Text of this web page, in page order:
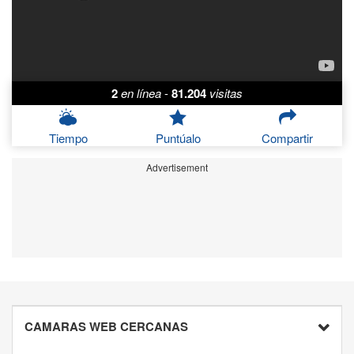
2en línea-81.204 visitas
Tiempo Puntúalo Compartir
Advertisement
CAMARAS WEB CERCANAS